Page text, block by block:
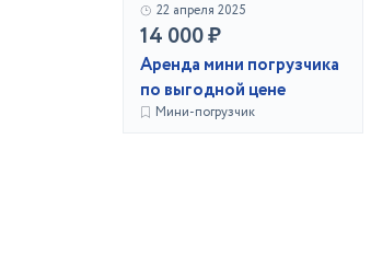
22 апреля 2025
14 000 ₽
Аренда мини погрузчика
по выгодной цене
Мини-погрузчик